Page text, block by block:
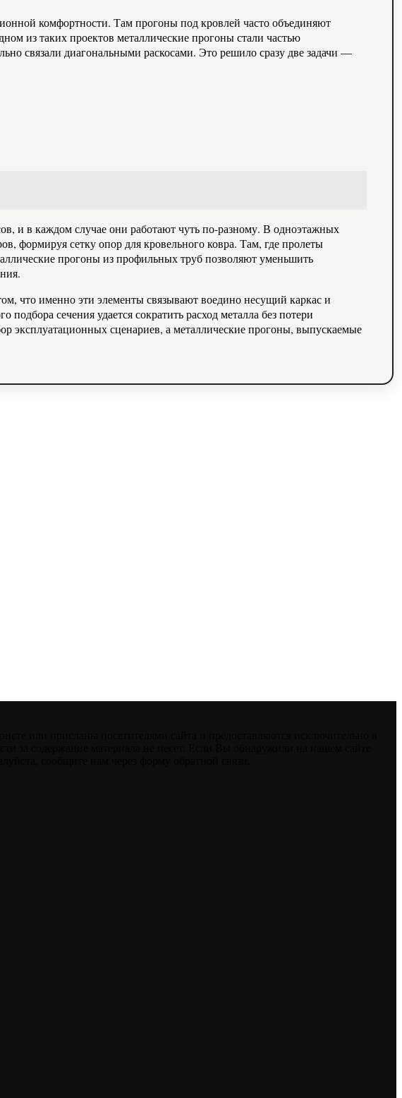
комфортности. Там прогоны под кровлей часто объединяют
из таких проектов металлические прогоны стали частью
связали диагональными раскосами. Это решило сразу две задачи —
и в каждом случае они работают чуть по-разному. В одноэтажных
формируя сетку опор для кровельного ковра. Там, где пролеты
прогоны из профильных труб позволяют уменьшить
что именно эти элементы связывают воедино несущий каркас и
сечения удается сократить расход металла без потери
эксплуатационных сценариев, а металлические прогоны, выпускаемые